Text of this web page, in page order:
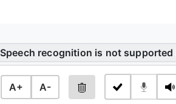
Speech recognition is not
A+ A-